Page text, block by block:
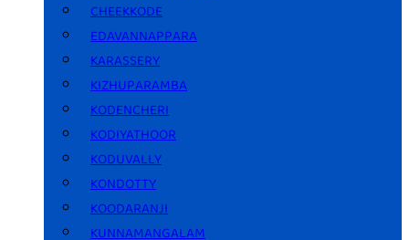
CHEEKKODE
EDAVANNAPPARA
KARASSERY
KIZHUPARAMBA
KODENCHERI
KODIYATHOOR
KODUVALLY
KONDOTTY
KOODARANJI
KUNNAMANGALAM